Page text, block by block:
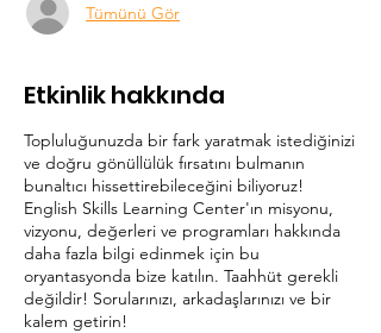
Tümünü Gör
Etkinlik hakkında
Topluluğunuzda bir fark yaratmak istediğinizi
ve doğru gönüllülük fırsatını bulmanın
bunaltıcı hissettirebileceğini biliyoruz!
English Skills Learning Center'ın misyonu,
vizyonu, değerleri ve programları hakkında
daha fazla bilgi edinmek için bu
oryantasyonda bize katılın. Taahhüt gerekli
değildir! Sorularınızı, arkadaşlarınızı ve bir
kalem getirin!